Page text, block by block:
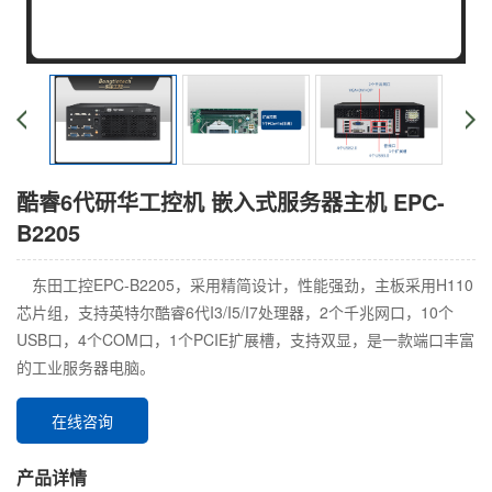
酷睿6代研华工控机 嵌入式服务器主机 EPC-
B2205
东田工控EPC-B2205，采用精简设计，性能强劲，主板采用H110
芯片组，支持英特尔酷睿6代I3/I5/I7处理器，2个千兆网口，10个
USB口，4个COM口，1个PCIE扩展槽，支持双显，是一款端口丰富
的工业服务器电脑。
在线咨询
产品详情